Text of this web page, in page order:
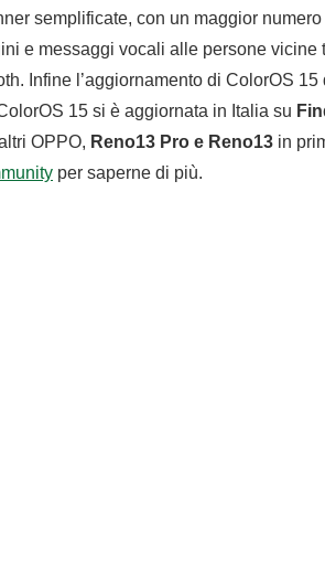
semplificate, con un maggior
e messaggi vocali alle persone
Infine l’aggiornamento di ColorOS
15 si è aggiornata in Italia su
OPPO, Reno13 Pro e Reno13 in
per saperne di più.